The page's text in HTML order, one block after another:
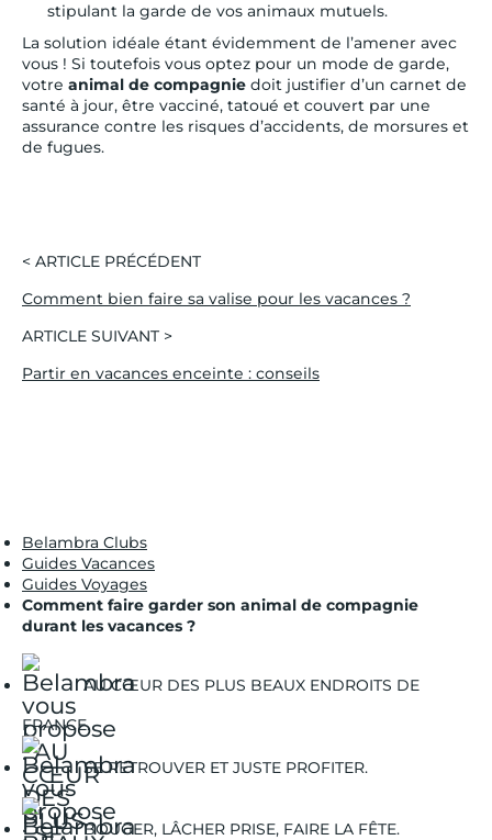
stipulant la garde de vos animaux mutuels.
La solution idéale étant évidemment de l’amener avec
vous ! Si toutefois vous optez pour un mode de garde,
votre animal de compagnie doit justifier d’un carnet de
santé à jour, être vacciné, tatoué et couvert par une
assurance contre les risques d’accidents, de morsures et
de fugues.
< ARTICLE PRÉCÉDENT
Comment bien faire sa valise pour les vacances ?
ARTICLE SUIVANT >
Partir en vacances enceinte : conseils
Belambra Clubs
Guides Vacances
Guides Voyages
Comment faire garder son animal de compagnie
durant les vacances ?
AU CŒUR DES PLUS BEAUX ENDROITS DE
FRANCE.
SE RETROUVER ET JUSTE PROFITER.
BOUGER, LÂCHER PRISE, FAIRE LA FÊTE.